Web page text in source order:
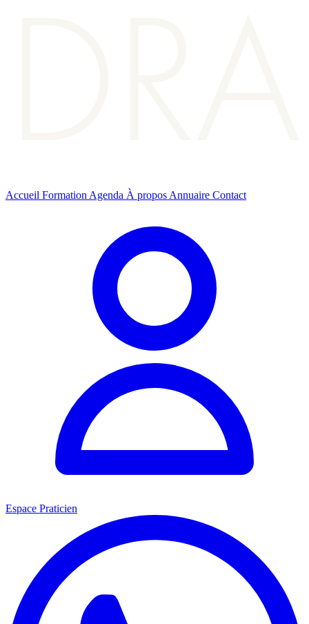
Accueil Formation Agenda À propos Annuaire Contact
Espace Praticien